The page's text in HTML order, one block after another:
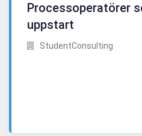
Processoperatörer
uppstart
StudentConsulting